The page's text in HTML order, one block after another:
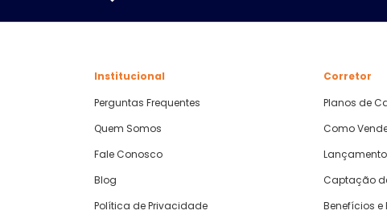
Institucional
Perguntas Frequentes
Quem Somos
Fale Conosco
Blog
Política de Privacidade
Corretor
Planos de
Como
Captação
Benefícios e